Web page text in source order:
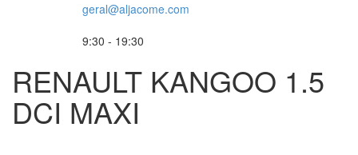
geral@aljacome.com
9:30 - 19:30
RENAULT KANGOO 1.5
DCI MAXI